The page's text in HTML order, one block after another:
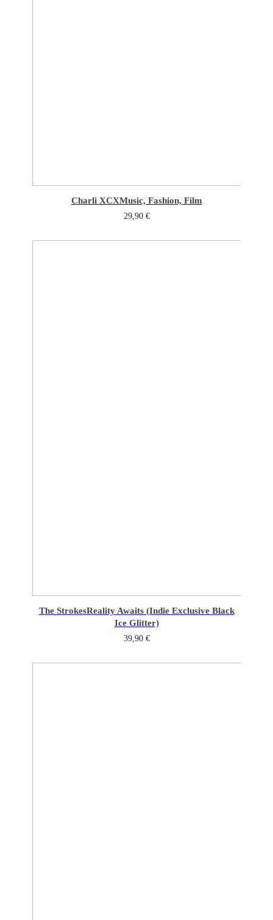
Charli XCXMusic, Fashion, Film
29,90 €
The StrokesReality Awaits (Indie Exclusive Black
Ice Glitter)
39,90 €